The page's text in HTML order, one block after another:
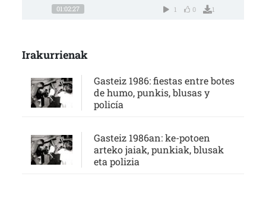
01:02:27 1 0 1
Irakurrienak
Gasteiz 1986: fiestas entre botes
de humo, punkis, blusas y
policía
Gasteiz 1986an: ke-potoen
arteko jaiak, punkiak, blusak
eta polizia